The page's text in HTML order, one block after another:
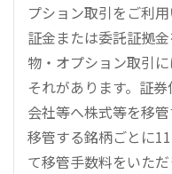
プション取引をご利
証金または委託証拠
物・オプション取引
それがあります。証
会社等へ株式等を移
移管する銘柄ごとに
て移管手数料をいた